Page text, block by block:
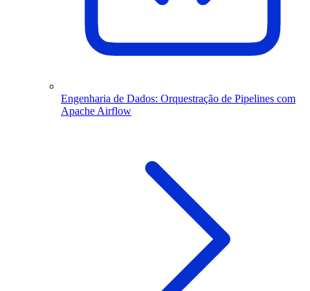
Engenharia de Dados: Orquestração de Pipelines com
Apache Airflow